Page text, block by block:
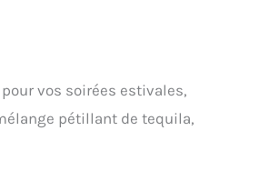
vos soirées estivales,
pétillant de tequila,